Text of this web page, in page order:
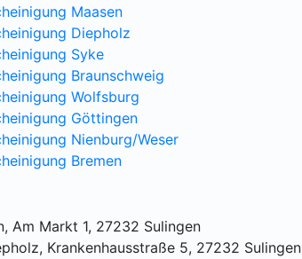
Maasen
Diepholz
Syke
Braunschweig
Wolfsburg
Göttingen
Nienburg/Weser
Bremen
Am Markt 1, 27232 Sulingen
Krankenhausstraße 5, 27232 Sulingen